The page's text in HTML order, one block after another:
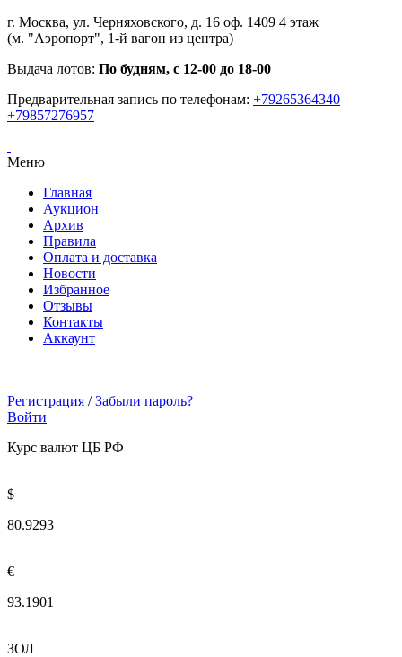
г. Москва, ул. Черняховского, д. 16 оф. 1409 4 этаж
(м. "Аэропорт", 1-й вагон из центра)
Выдача лотов: По будням, с 12-00 до 18-00
Предварительная запись по телефонам: +79265364340
+79857276957
Меню
Главная
Аукцион
Архив
Правила
Оплата и доставка
Новости
Избранное
Отзывы
Контакты
Аккаунт
Регистрация / Забыли пароль?
Войти
Курс валют ЦБ РФ
$
80.9293
€
93.1901
ЗОЛ